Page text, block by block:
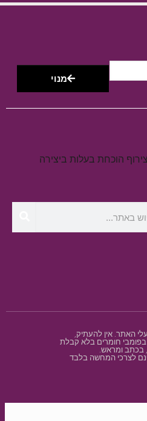
מנוי
הוכחת בעלות ביצירה
האתר. אין להעתיק,
בפומבי חומרים בלא קבלת
ומראש.
לצרכי המחשה בלבד